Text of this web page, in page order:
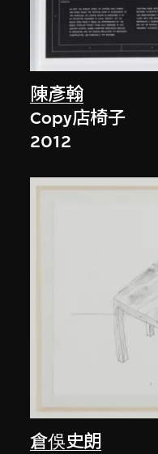
陳彥翰
Copy店椅子
2012
倉俁史朗